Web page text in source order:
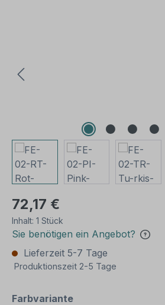
72,17 €
Inhalt: 1 Stück
Sie benötigen ein Angebot?
Lieferzeit 5-7 Tage
Produktionszeit 2-5 Tage
Farbvarianteauswählen